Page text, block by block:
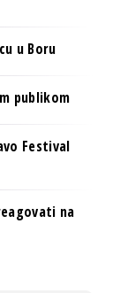
u Boru
publikom
Festival
na